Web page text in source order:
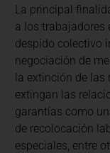
La principal
a los trabajadores
despido colectivo
negociación de
la extinción de las
extingan las
garantías como
de recolocación
especiales, entre